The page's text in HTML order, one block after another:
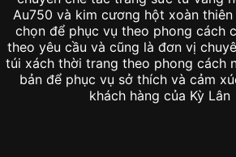
Au750 và kim cương hột xoàn thiên
chọn để phục vụ theo phong cách
theo yêu cầu và cũng là đơn vị
túi xách thời trang theo phong cách
bản để phục vụ sở thích và cảm
khách hàng của Kỳ Lân